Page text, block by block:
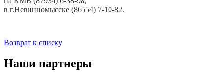
в г.Невинномысске (86554) 7-10-82.
Возврат к списку
Наши партнеры